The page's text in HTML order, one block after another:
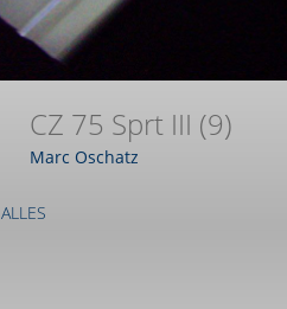
CZ 75 Sprt III (9)
Marc Oschatz
ALLES